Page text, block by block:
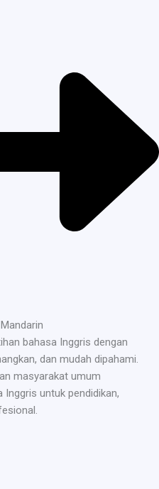
bahasa Inggris dengan
dan mudah dipahami.
masyarakat umum
untuk pendidikan,